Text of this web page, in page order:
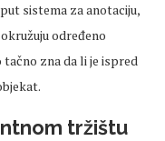
sistema za anotaciju,
određeno
zna da li je ispred
tržištu